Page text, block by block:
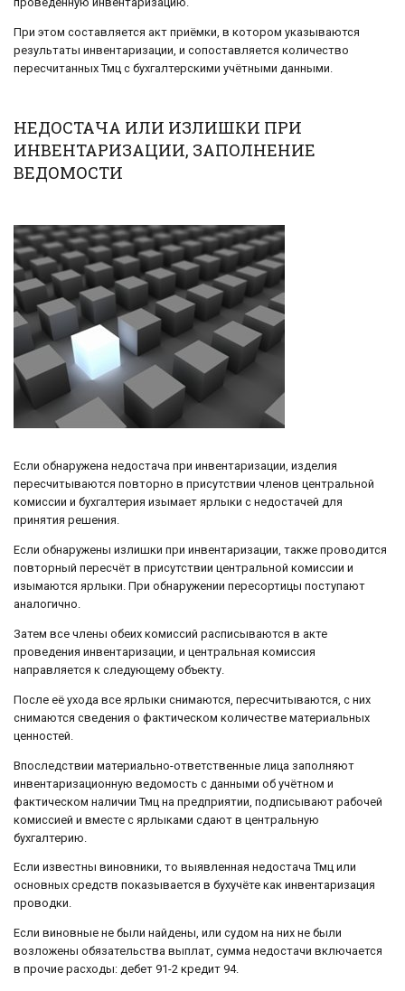
При этом составляется акт приёмки, в котором указываются
результаты инвентаризации, и сопоставляется количество
пересчитанных Тмц с бухгалтерскими учётными данными.
НЕДОСТАЧА ИЛИ ИЗЛИШКИ ПРИ
ИНВЕНТАРИЗАЦИИ, ЗАПОЛНЕНИЕ
ВЕДОМОСТИ
Если обнаружена недостача при инвентаризации, изделия
пересчитываются повторно в присутствии членов центральной
комиссии и бухгалтерия изымает ярлыки с недостачей для
принятия решения.
Если обнаружены излишки при инвентаризации, также проводится
повторный пересчёт в присутствии центральной комиссии и
изымаются ярлыки. При обнаружении пересортицы поступают
аналогично.
Затем все члены обеих комиссий расписываются в акте
проведения инвентаризации, и центральная комиссия
направляется к следующему объекту.
После её ухода все ярлыки снимаются, пересчитываются, с них
снимаются сведения о фактическом количестве материальных
ценностей.
Впоследствии материально-ответственные лица заполняют
инвентаризационную ведомость с данными об учётном и
фактическом наличии Тмц на предприятии, подписывают рабочей
комиссией и вместе с ярлыками сдают в центральную
бухгалтерию.
Если известны виновники, то выявленная недостача Тмц или
основных средств показывается в бухучёте как инвентаризация
проводки.
Если виновные не были найдены, или судом на них не были
возложены обязательства выплат, сумма недостачи включается
в прочие расходы: дебет 91-2 кредит 94.